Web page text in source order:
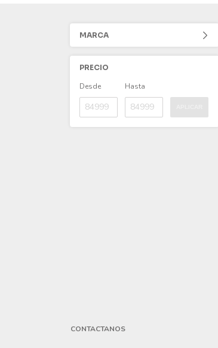
MARCA
PRECIO
Desde Hasta
CONTACTANOS